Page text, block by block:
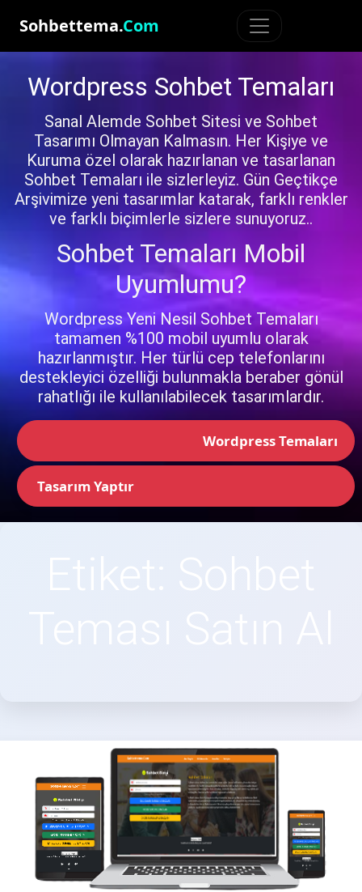
Sohbettema.Com
Wordpress Sohbet Temaları
Sanal Alemde Sohbet Sitesi ve Sohbet
Tasarımı Olmayan Kalmasın. Her Kişiye ve
Kuruma özel olarak hazırlanan ve tasarlanan
Sohbet Temaları ile sizlerleyiz. Gün Geçtikçe
Arşivimize yeni tasarımlar katarak, farklı renkler
ve farklı biçimlerle sizlere sunuyoruz..
Sohbet Temaları Mobil
Uyumlumu?
Wordpress Yeni Nesil Sohbet Temaları
tamamen %100 mobil uyumlu olarak
hazırlanmıştır. Her türlü cep telefonlarını
destekleyici özelliği bulunmakla beraber gönül
rahatlığı ile kullanılabilecek tasarımlardır.
Wordpress Temaları
Tasarım Yaptır
Etiket: